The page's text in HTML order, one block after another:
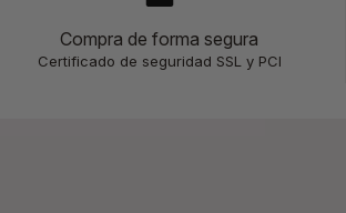
Compra de forma segura
Certificado de seguridad SSL y PCI